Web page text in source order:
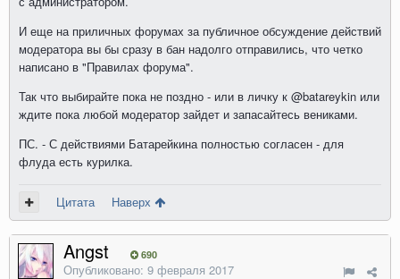
И еще на приличных форумах за публичное обсуждение действий
модератора вы бы сразу в бан надолго отправились, что четко
написано в "Правилах форума".
Так что выбирайте пока не поздно - или в личку к @batareykin или
ждите пока любой модератор зайдет и запасайтесь вениками.
ПС. - С действиями Батарейкина полностью согласен - для
флуда есть курилка.
Цитата Наверх
Angst 690
Опубликовано: 9 февраля 2017